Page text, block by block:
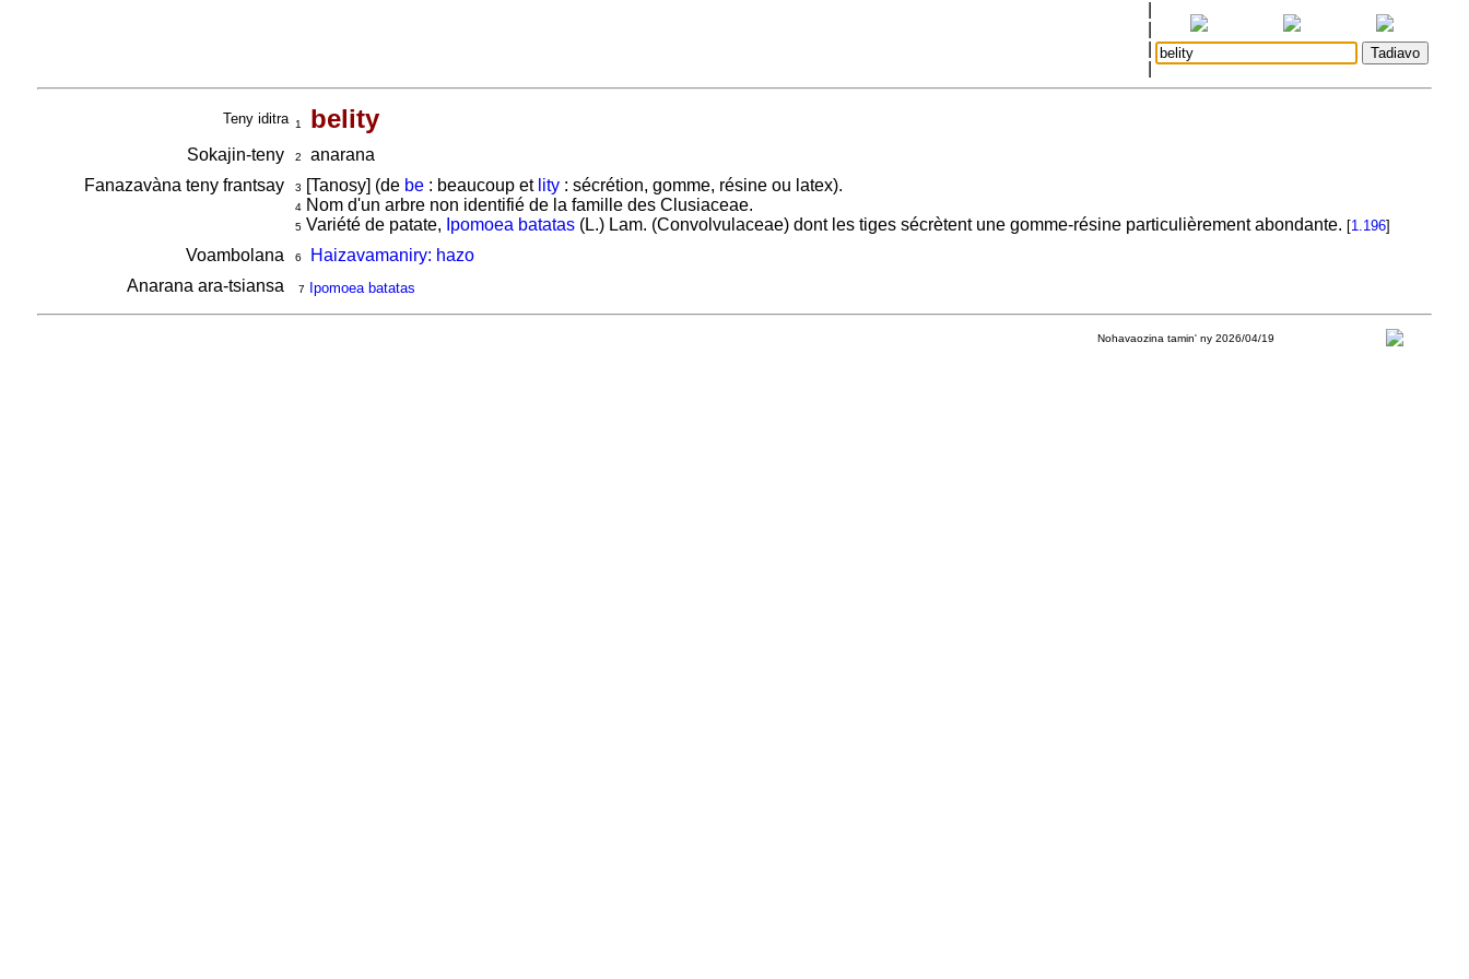
Teny iditra 1 belity
Sokajin-teny 2
anarana
Fanazavàna teny frantsay
3 [Tanosy] (de be: beaucoup et lity: sécrétion, gomme, résine ou latex).
4Nom d'un arbre non identifié de la famille des Clusiaceae.
5Variété de patate, Ipomoea batatas(L.) Lam. (Convolvulaceae) dont les tiges sécrètent une gomme-résine particulièrement abondante. [1.196]
Voambolana 6
Haizavamaniry: hazo
Anarana ara-tsiansa
7 Ipomoea batatas
Nohavaozina tamin' ny 2026/04/19